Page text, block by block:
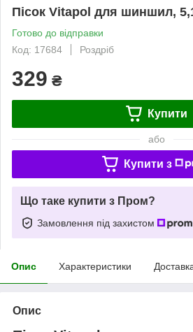
Пісок Vitapol для шиншил,
Готово до відправки
Код: 17684
Роздріб
329 ₴
Купити
або
Купити з
Що таке купити з Пром?
Замовлення під захистом
Опис Характеристики
Опис